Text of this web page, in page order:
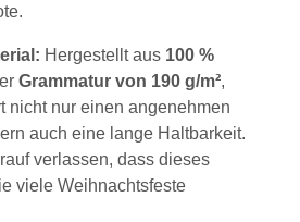
Hergestellt aus 100 %
Grammatur von 190 g/m²,
nicht nur einen angenehmen
auch eine lange Haltbarkeit.
verlassen, dass dieses
viele Weihnachtsfeste